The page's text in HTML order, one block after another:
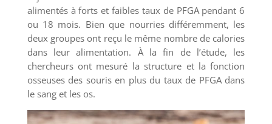
alimentés à forts et faibles taux de PFGA pendant 6
ou 18 mois. Bien que nourries différemment, les
deux groupes ont reçu le même nombre de calories
dans leur alimentation. À la fin de l’étude, les
chercheurs ont mesuré la structure et la fonction
osseuses des souris en plus du taux de PFGA dans
le sang et les os.